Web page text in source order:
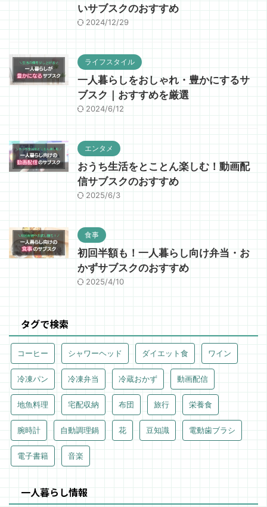
いサブスクのおすすめ
2024/12/29
ライフスタイル
一人暮らしをおしゃれ・豊かにするサ
ブスク｜おすすめを厳選
2024/6/12
エンタメ
おうち生活をとことん楽しむ！動画配
信サブスクのおすすめ
2025/6/3
食事
初回半額も！一人暮らし向け弁当・お
かずサブスクのおすすめ
2025/4/10
タグで検索
コーヒー シャワーヘッド ダイエット食 ワイン
冷凍パン 冷凍弁当 冷蔵おかず 動画配信
地魚料理 宅配収納 布団 旅行 栄養食
腕時計 自動調理鍋 花 豆知識 電動歯ブラシ
電子書籍 音楽
一人暮らし情報